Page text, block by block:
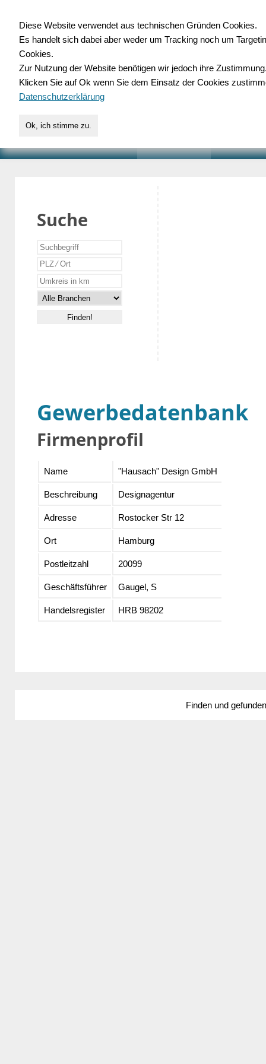
für Handwerk,
Suche
Gewerbedatenbank
Firmenprofil
Name "Hausach" Design GmbH
Beschreibung Designagentur
Adresse Rostocker Str 12
Ort Hamburg
Postleitzahl 20099
Geschäftsführer Gaugel, S
Handelsregister HRB 98202
Finden und
Diese Website verwendet aus technischen Gründen Cookies.
Es handelt sich dabei aber weder um Tracking noch um
Cookies.
Zur Nutzung der Website benötigen wir jedoch ihre
Klicken Sie auf Ok wenn Sie dem Einsatz der Cookies
Datenschutzerklärung
Ok, ich stimme zu.